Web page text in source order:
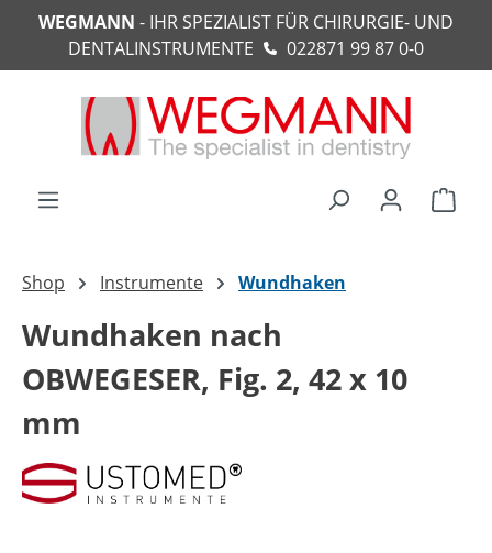
springen
WEGMANN - IHR SPEZIALIST FÜR CHIRURGIE- UND
DENTALINSTRUMENTE
022871 99 87 0-0
Shop Instrumente Wundhaken
Wundhaken nach
OBWEGESER, Fig. 2, 42 x 10
mm